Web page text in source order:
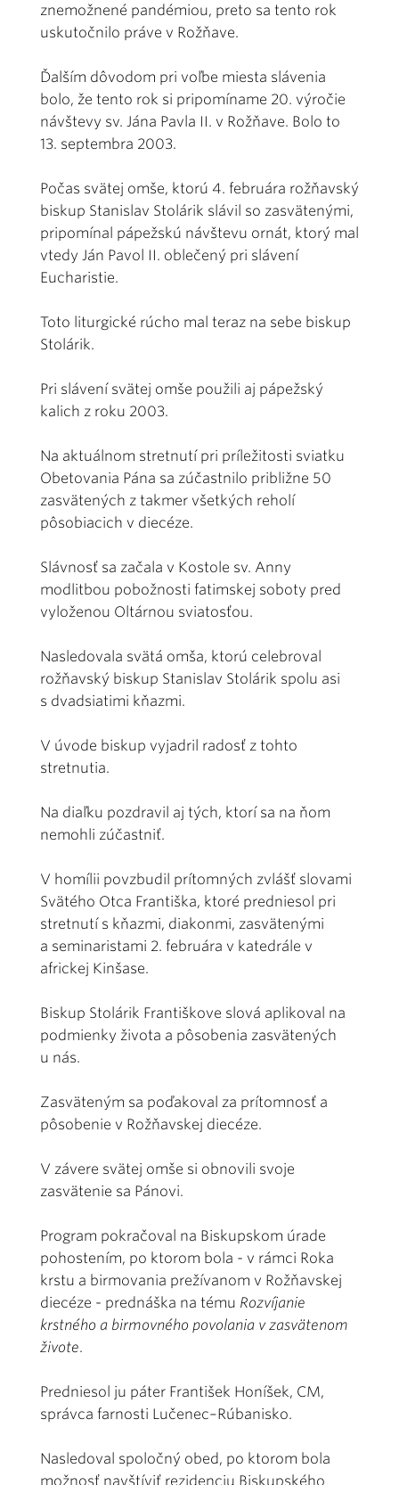
znemožnené pandémiou, preto sa tento rok
uskutočnilo práve v Rožňave.
Ďalším dôvodom pri voľbe miesta slávenia
bolo, že tento rok si pripomíname 20. výročie
návštevy sv. Jána Pavla II. v Rožňave. Bolo to
13. septembra 2003.
Počas svätej omše, ktorú 4. februára rožňavský
biskup Stanislav Stolárik slávil so zasvätenými,
pripomínal pápežskú návštevu ornát, ktorý mal
vtedy Ján Pavol II. oblečený pri slávení
Eucharistie.
Toto liturgické rúcho mal teraz na sebe biskup
Stolárik.
Pri slávení svätej omše použili aj pápežský
kalich z roku 2003.
Na aktuálnom stretnutí pri príležitosti sviatku
Obetovania Pána sa zúčastnilo približne 50
zasvätených z takmer všetkých reholí
pôsobiacich v diecéze.
Slávnosť sa začala v Kostole sv. Anny
modlitbou pobožnosti fatimskej soboty pred
vyloženou Oltárnou sviatosťou.
Nasledovala svätá omša, ktorú celebroval
rožňavský biskup Stanislav Stolárik spolu asi
s dvadsiatimi kňazmi.
V úvode biskup vyjadril radosť z tohto
stretnutia.
Na diaľku pozdravil aj tých, ktorí sa na ňom
nemohli zúčastniť.
V homílii povzbudil prítomných zvlášť slovami
Svätého Otca Františka, ktoré predniesol pri
stretnutí s kňazmi, diakonmi, zasvätenými
a seminaristami 2. februára v katedrále v
africkej Kinšase.
Biskup Stolárik Františkove slová aplikoval na
podmienky života a pôsobenia zasvätených
u nás.
Zasväteným sa poďakoval za prítomnosť a
pôsobenie v Rožňavskej diecéze.
V závere svätej omše si obnovili svoje
zasvätenie sa Pánovi.
Program pokračoval na Biskupskom úrade
pohostením, po ktorom bola - v rámci Roka
krstu a birmovania prežívanom v Rožňavskej
diecéze - prednáška na tému Rozvíjanie
krstného a birmovného povolania v zasvätenom
živote.
Predniesol ju páter František Honíšek, CM,
správca farnosti Lučenec–Rúbanisko.
Nasledoval spoločný obed, po ktorom bola
možnosť navštíviť rezidenciu Biskupského